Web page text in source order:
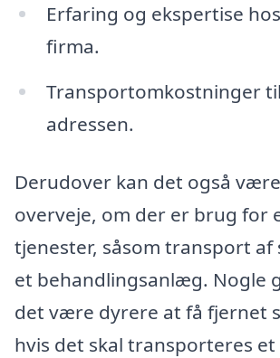
Erfaring og ekspertise
firma.
Transportomkostninger
adressen.
Derudover kan det også
overveje, om der er brug for
tjenester, såsom transport af
et behandlingsanlæg. Nogle
det være dyrere at få fjernet
hvis det skal transporteres